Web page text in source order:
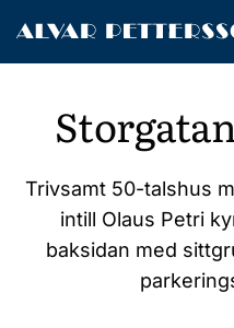
Alvar
Trivsamt 50-talshus
intill Olaus Petri
baksidan med